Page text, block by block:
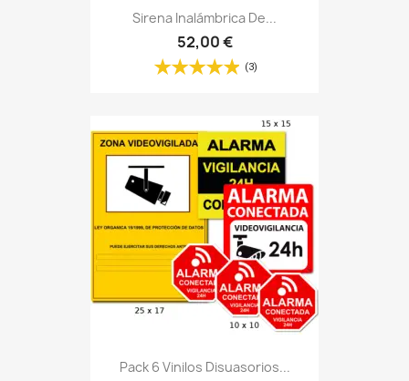
Sirena Inalámbrica De...
52,00 €
(3)
Pack 6 Vinilos Disuasorios...